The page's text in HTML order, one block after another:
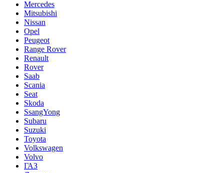
Mercedes
Mitsubishi
Nissan
Opel
Peugeot
Range Rover
Renault
Rover
Saab
Scania
Seat
Skoda
SsangYong
Subaru
Suzuki
Toyota
Volkswagen
Volvo
ГАЗ